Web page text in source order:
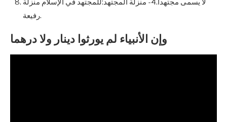
لا يسمى مجتهدا.4- منزلة المجتهد:للمجتهد في الإسلام منزلة
رفيعة.
وإن الأنبياء لم يورثوا دينار ولا درهما